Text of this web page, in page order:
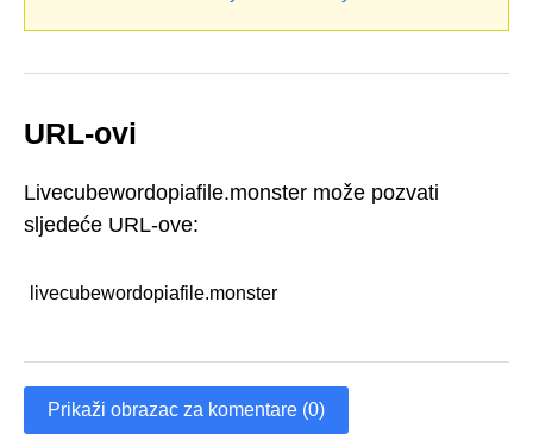
URL-ovi
Livecubewordopiafile.monster može pozvati
sljedeće URL-ove:
livecubewordopiafile.monster
Prikaži obrazac za komentare (0)